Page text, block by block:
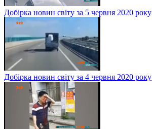
Добірка новин світу за 5 червня 2020 року
Добірка новин світу за 4 червня 2020 року